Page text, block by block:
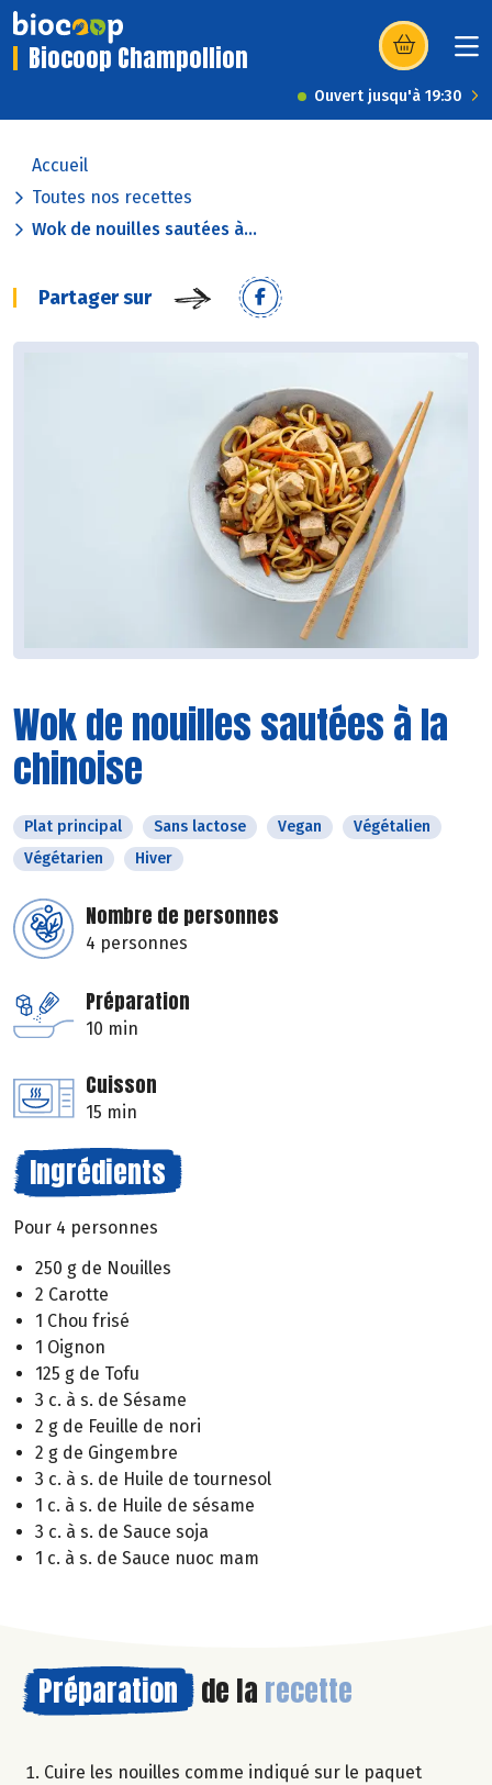
Biocoop Champollion (s’ouvre dans
Ouvert jusqu'à 19:30
Accueil
Toutes nos recettes
Wok de nouilles sautées à...
Partager sur
Wok de nouilles sautées à la
chinoise
Plat principal Sans lactose Vegan
Végétalien
Végétarien
Hiver
Nombre de personnes
4 personnes
Préparation
10 min
Cuisson
15 min
Ingrédients
Pour 4 personnes
250 g de Nouilles
2 Carotte
1 Chou frisé
1 Oignon
125 g de Tofu
3 c. à s. de Sésame
2 g de Feuille de nori
2 g de Gingembre
3 c. à s. de Huile de tournesol
1 c. à s. de Huile de sésame
3 c. à s. de Sauce soja
1 c. à s. de Sauce nuoc mam
Préparation de la recette
Cuire les nouilles comme indiqué sur le paquet